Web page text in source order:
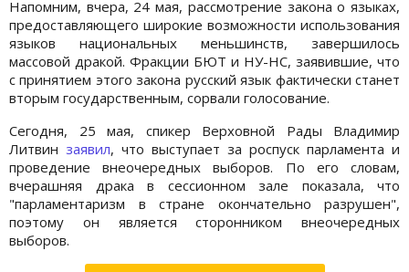
Напомним, вчера, 24 мая, рассмотрение закона о языках,
предоставляющего широкие возможности использования
языков национальных меньшинств, завершилось
массовой дракой. Фракции БЮТ и НУ-НС, заявившие, что
с принятием этого закона русский язык фактически станет
вторым государственным, сорвали голосование.
Сегодня, 25 мая, спикер Верховной Рады Владимир
Литвин заявил, что выступает за роспуск парламента и
проведение внеочередных выборов. По его словам,
вчерашняя драка в сессионном зале показала, что
"парламентаризм в стране окончательно разрушен",
поэтому он является сторонником внеочередных
выборов.